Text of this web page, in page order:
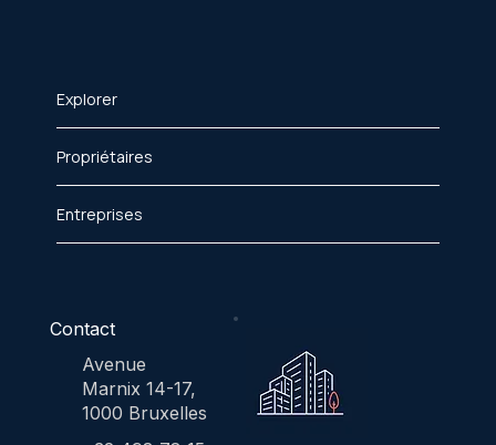
Explorer
Propriétaires
Entreprises
Contact
Avenue
Marnix 14-17,
1000 Bruxelles